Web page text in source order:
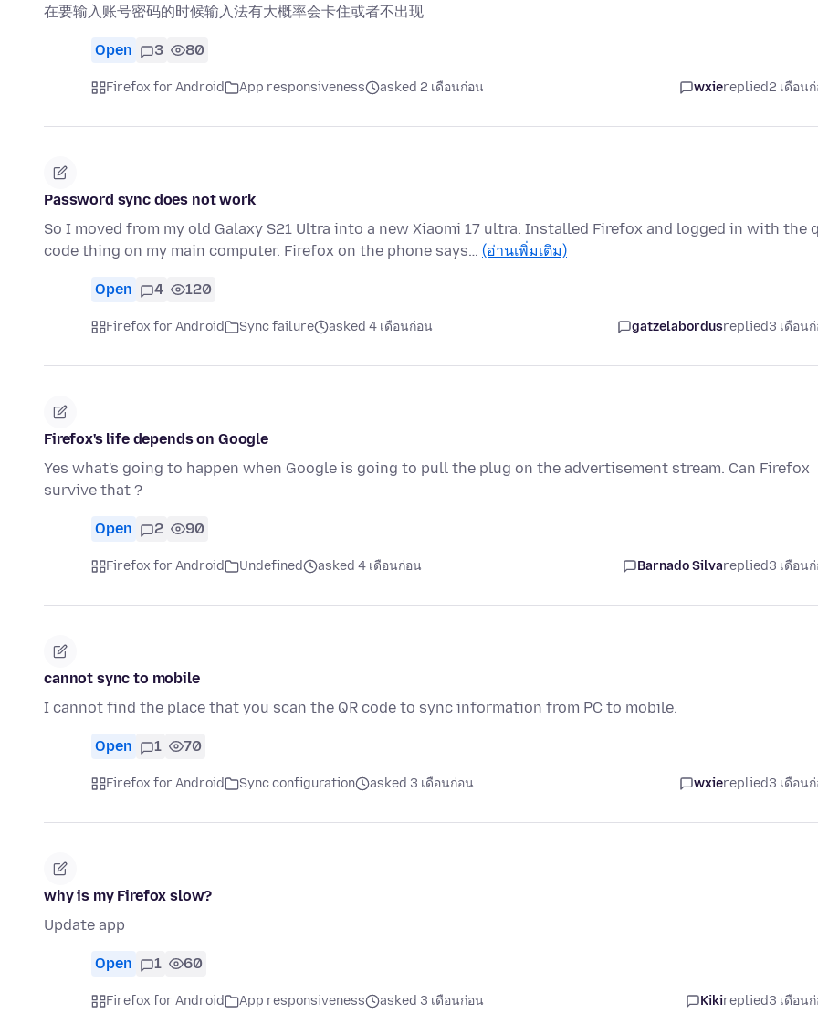
在要输入账号密码的时候输入法有大概率会卡住或者不出现
Open 3 80
Firefox for Android App responsiveness asked 2 เดือนก่อน wxiereplied2 เดือน
Password sync does not work
So I moved from my old Galaxy S21 Ultra into a new Xiaomi 17 ultra. Installed Firefox and logged in with the
code thing on my main computer. Firefox on the phone says… (อ่านเพิ่มเติม)
Open 4 120
Firefox for Android Sync failure asked 4 เดือนก่อน gatzelabordusreplied3 เดือน
Firefox's life depends on Google
Yes what's going to happen when Google is going to pull the plug on the advertisement stream. Can Firefox
survive that ?
Open 2 90
Firefox for Android Undefined asked 4 เดือนก่อน Barnado Silvareplied3 เดือน
cannot sync to mobile
I cannot find the place that you scan the QR code to sync information from PC to mobile.
Open 1 70
Firefox for Android Sync configuration asked 3 เดือนก่อน wxiereplied3 เดือน
why is my Firefox slow?
Update app
Open 1 60
Firefox for Android App responsiveness asked 3 เดือนก่อน Kikireplied3 เดือน